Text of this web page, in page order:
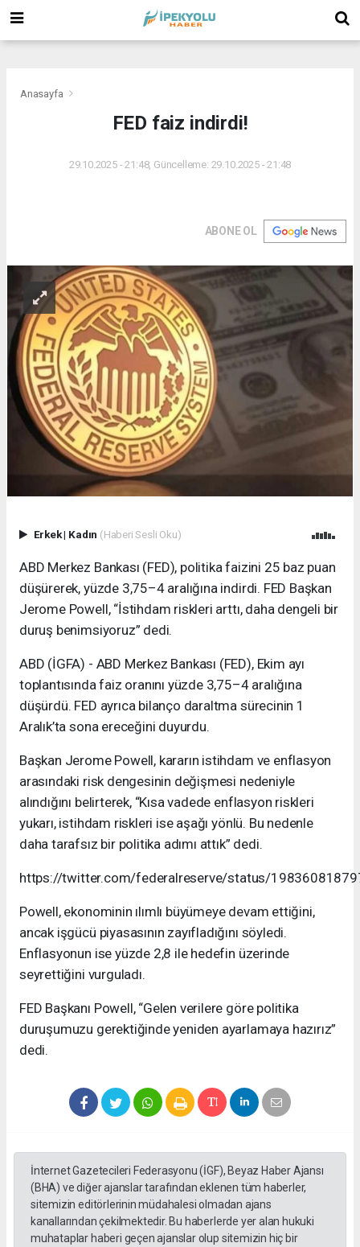
Anasayfa
FED faiz indirdi!
29.10.2025 - 21:48, Güncelleme: 29.10.2025 - 21:48
ABONE OL
Erkek| Kadın (Haberi Sesli Oku)
ABD Merkez Bankası (FED), politika faizini 25 baz puan
düşürerek, yüzde 3,75–4 aralığına indirdi. FED Başkan
Jerome Powell, “İstihdam riskleri arttı, daha dengeli bir
duruş benimsiyoruz” dedi.
ABD (İGFA) - ABD Merkez Bankası (FED), Ekim ayı
toplantısında faiz oranını yüzde 3,75–4 aralığına
düşürdü. FED ayrıca bilanço daraltma sürecinin 1
Aralık’ta sona ereceğini duyurdu.
Başkan Jerome Powell, kararın istihdam ve enflasyon
arasındaki risk dengesinin değişmesi nedeniyle
alındığını belirterek, “Kısa vadede enflasyon riskleri
yukarı, istihdam riskleri ise aşağı yönlü. Bu nedenle
daha tarafsız bir politika adımı attık” dedi.
https://twitter.com/federalreserve/status/
Powell, ekonominin ılımlı büyümeye devam ettiğini,
ancak işgücü piyasasının zayıfladığını söyledi.
Enflasyonun ise yüzde 2,8 ile hedefin üzerinde
seyrettiğini vurguladı.
FED Başkanı Powell, “Gelen verilere göre politika
duruşumuzu gerektiğinde yeniden ayarlamaya hazırız”
dedi.
İnternet Gazetecileri Federasyonu (İGF), Beyaz Haber Ajansı
(BHA) ve diğer ajanslar tarafından eklenen tüm haberler,
sitemizin editörlerinin müdahalesi olmadan ajans
kanallarından çekilmektedir. Bu haberlerde yer alan hukuki
muhataplar haberi geçen ajanslar olup sitemizin hiç bir